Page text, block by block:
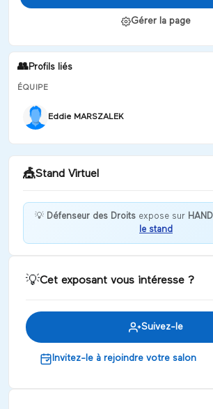
Gérer la page
👥Profils liés
ÉQUIPE
Eddie MARSZALEK
🎪Stand Virtuel
💡 Défenseur des Droits expose sur
le stand
💡Cet exposant vous intéresse ?
Suivez-le
Invitez-le à rejoindre votre salon